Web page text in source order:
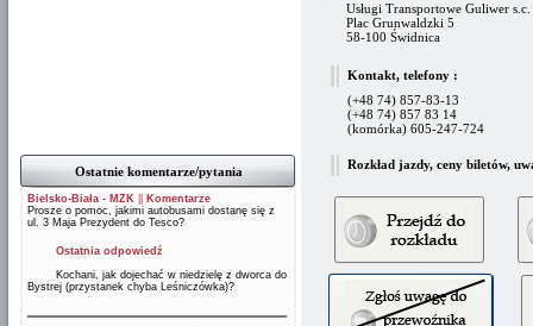
Ostatnie komentarze/pytania
Bielsko-Biała - MZK
Komentarze
Prosze o pomoc, jakimi autobusami dostanę się z
ul. 3 Maja Prezydent do Tesco?
Ostatnia odpowiedź
Kochani, jak dojechać w niedzielę z dworca do
Bystrej (przystanek chyba Leśniczówka)?
Usługi Transportowe Guliwer s.c.
Plac Grunwaldzki 5
58-100 Świdnica
Kontakt, telefony :
(+48 74) 857-83-13
(+48 74) 857 83 14
(komórka) 605-247-724
Rozkład jazdy, ceny biletów,